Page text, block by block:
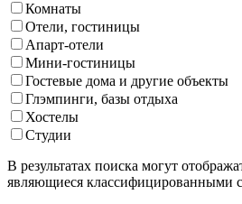
Комнаты
Отели, гостиницы
Апарт-отели
Мини-гостиницы
Гостевые дома и другие объекты
Глэмпинги, базы отдыха
Хостелы
Студии
В результатах поиска могут
являющиеся классифицированными